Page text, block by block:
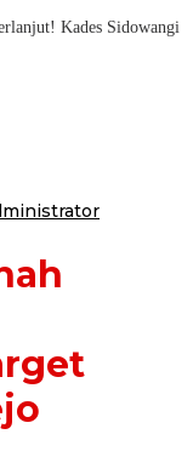
Kades Sidowangi